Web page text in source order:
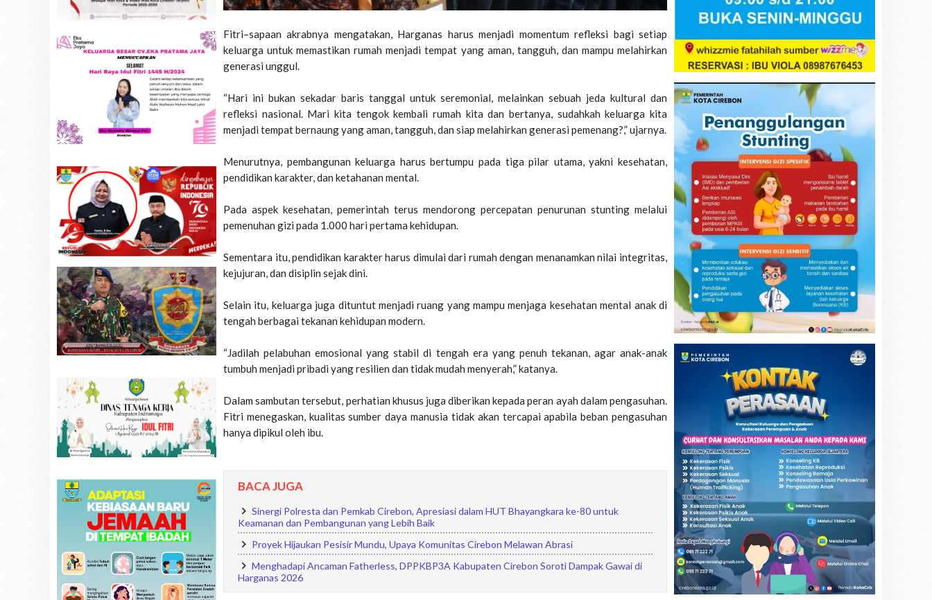
Fitri–sapaan akrabnya mengatakan, Harganas harus menjadi momentum refleksi bagi setiap
keluarga untuk memastikan rumah menjadi tempat yang aman, tangguh, dan mampu melahirkan
generasi unggul.
“Hari ini bukan sekadar baris tanggal untuk seremonial, melainkan sebuah jeda kultural dan
refleksi nasional. Mari kita tengok kembali rumah kita dan bertanya, sudahkah keluarga kita
menjadi tempat bernaung yang aman, tangguh, dan siap melahirkan generasi pemenang?,” ujarnya.
Menurutnya, pembangunan keluarga harus bertumpu pada tiga pilar utama, yakni kesehatan,
pendidikan karakter, dan ketahanan mental.
Pada aspek kesehatan, pemerintah terus mendorong percepatan penurunan stunting melalui
pemenuhan gizi pada 1.000 hari pertama kehidupan.
Sementara itu, pendidikan karakter harus dimulai dari rumah dengan menanamkan nilai integritas,
kejujuran, dan disiplin sejak dini.
Selain itu, keluarga juga dituntut menjadi ruang yang mampu menjaga kesehatan mental anak di
tengah berbagai tekanan kehidupan modern.
“Jadilah pelabuhan emosional yang stabil di tengah era yang penuh tekanan, agar anak-anak
tumbuh menjadi pribadi yang resilien dan tidak mudah menyerah,” katanya.
Dalam sambutan tersebut, perhatian khusus juga diberikan kepada peran ayah dalam pengasuhan.
Fitri menegaskan, kualitas sumber daya manusia tidak akan tercapai apabila beban pengasuhan
hanya dipikul oleh ibu.
BACA JUGA
Sinergi Polresta dan Pemkab Cirebon, Apresiasi dalam HUT Bhayangkara ke-80 untuk
Keamanan dan Pembangunan yang Lebih Baik
Proyek Hijaukan Pesisir Mundu, Upaya Komunitas Cirebon Melawan Abrasi
Menghadapi Ancaman Fatherless, DPPKBP3A Kabupaten Cirebon Soroti Dampak Gawai di
Harganas 2026